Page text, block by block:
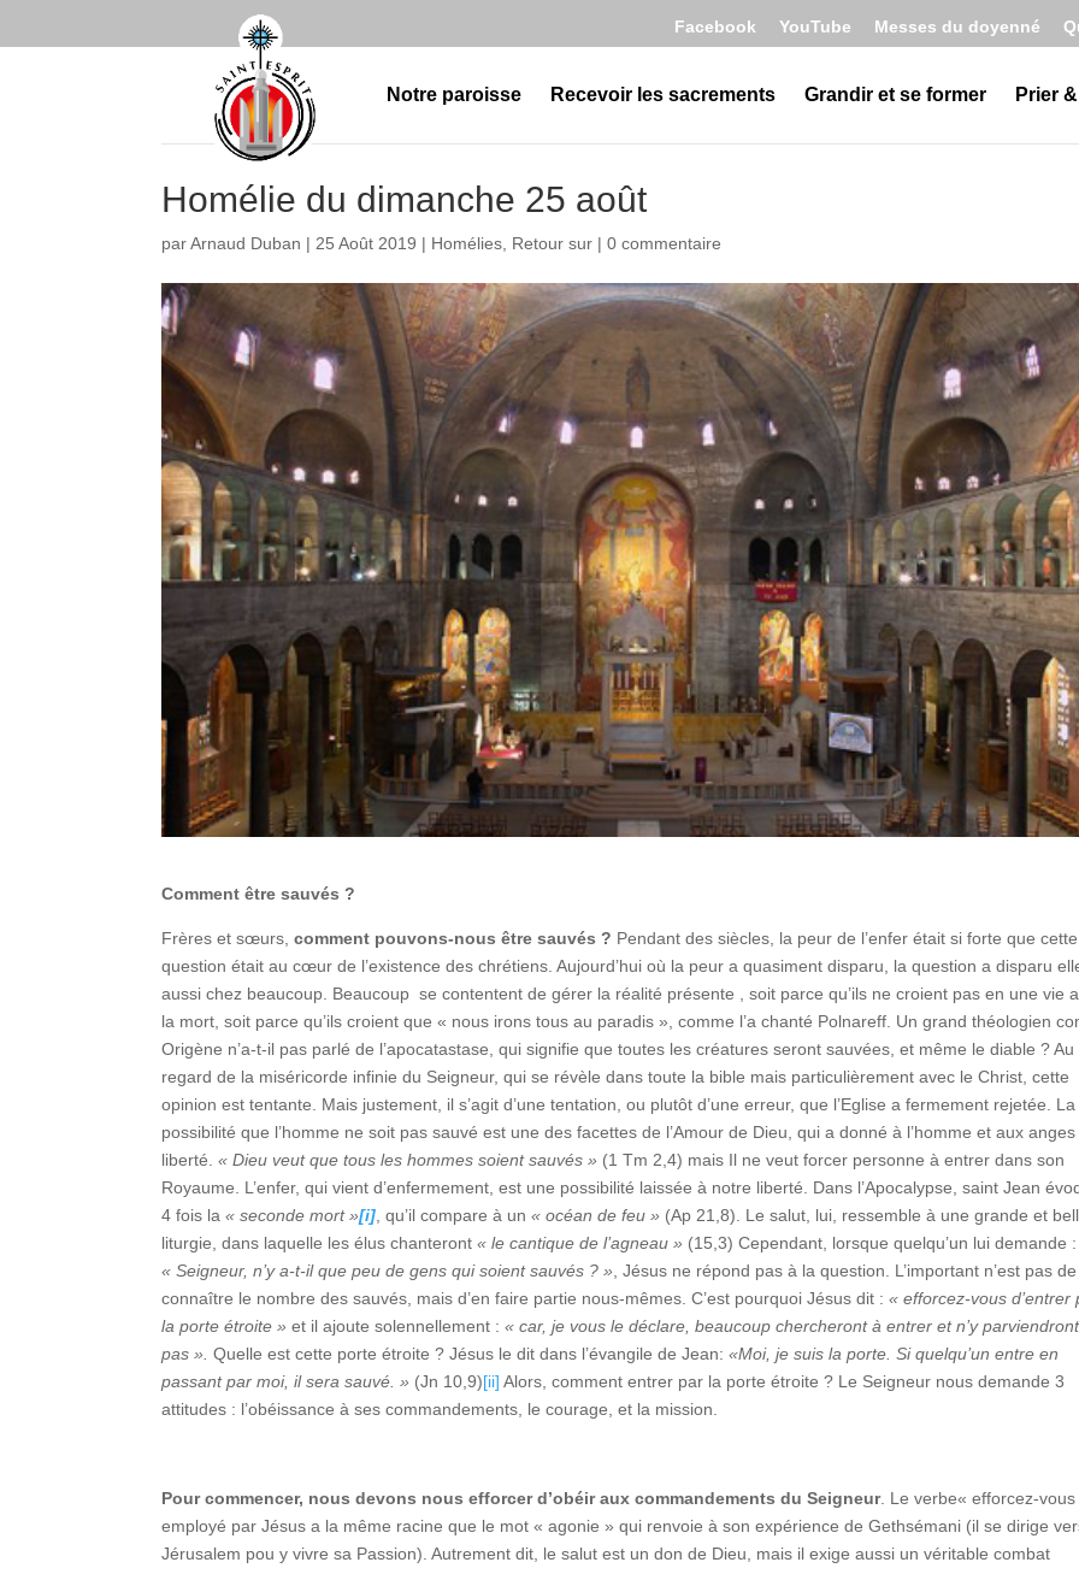
Facebook YouTube Messes du doyenné
Notre paroisse Recevoir les sacrements Grandir et se former Prier
Homélie du dimanche 25 août
parArnaud Duban | 25 Août 2019 | Homélies Retour sur |0 commentaire
Comment être sauvés ?
Frères et sœurs,comment pouvons-nous être sauvés ? Pendant des siècles, la peur de l’enfer était si forte que cette
question était au cœur de l’existence des chrétiens. Aujourd’hui où la peur a quasiment disparu, la question a disparu
aussi chez beaucoup. Beaucoup se contentent de gérer la réalité présente , soit parce qu’ils ne croient pas en une vie
la mort, soit parce qu’ils croient que « nous irons tous au paradis », comme l’a chanté Polnareff. Un grand théologien
Origène n’a-t-il pas parlé de l’apocatastase, qui signifie que toutes les créatures seront sauvées, et même le diable ? Au
regard de la miséricorde infinie du Seigneur, qui se révèle dans toute la bible mais particulièrement avec le Christ, cette
opinion est tentante. Mais justement, il s’agit d’une tentation, ou plutôt d’une erreur, que l’Eglise a fermement rejetée. La
possibilité que l’homme ne soit pas sauvé est une des facettes de l’Amour de Dieu, qui a donné à l’homme et aux anges
liberté.« Dieu veut que tous les hommes soient sauvés » (1 Tm 2,4) mais Il ne veut forcer personne à entrer dans son
Royaume. L’enfer, qui vient d’enfermement, est une possibilité laissée à notre liberté. Dans l’Apocalypse, saint Jean
4 fois la« seconde mort »[i] , qu’il compare à un« océan de feu » (Ap 21,8). Le salut, lui, ressemble à une grande et
liturgie, dans laquelle les élus chanteront« le cantique de l’agneau » (15,3) Cependant, lorsque quelqu’un lui demande :
« Seigneur, n’y a-t-il que peu de gens qui soient sauvés ? » , Jésus ne répond pas à la question. L’important n’est pas de
connaître le nombre des sauvés, mais d’en faire partie nous-mêmes. C’est pourquoi Jésus dit :« efforcez-vous d’entrer
la porte étroite » et il ajoute solennellement :« car, je vous le déclare, beaucoup chercheront à entrer et n’y parviendront
pas ». Quelle est cette porte étroite ? Jésus le dit dans l’évangile de Jean:«Moi, je suis la porte. Si quelqu’un entre en
passant par moi, il sera sauvé. » (Jn 10,9)[ii] Alors, comment entrer par la porte étroite ? Le Seigneur nous demande 3
attitudes : l’obéissance à ses commandements, le courage, et la mission.
Pour commencer, nous devons nous efforcer d’obéir aux commandements du Seigneur. Le verbe« efforcez-vous
employé par Jésus a la même racine que le mot « agonie » qui renvoie à son expérience de Gethsémani (il se dirige
Jérusalem pou y vivre sa Passion). Autrement dit, le salut est un don de Dieu, mais il exige aussi un véritable combat